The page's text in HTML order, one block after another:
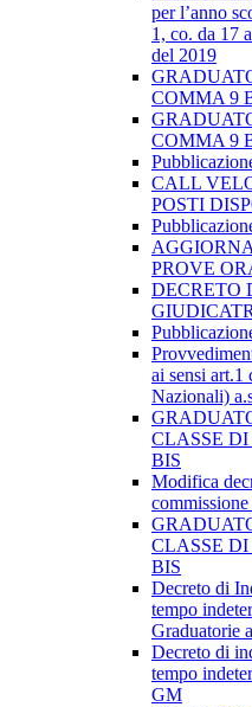
per l’anno
1, co. da 17
del 2019
COMMA 9
COMMA 9
CALL
POSTI
PROVE
DECRETO
ai sensi art.1
Nazionali)
CLASSE DI
BIS
Modifica
CLASSE DI
BIS
Decreto di
tempo
Graduatorie
Decreto di
tempo
GM